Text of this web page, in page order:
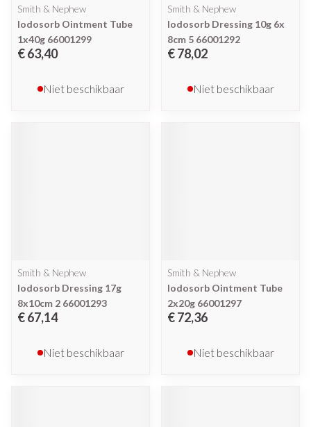
Smith & Nephew
Iodosorb Ointment Tube
1x40g 66001299
€ 63,40
Niet beschikbaar
Smith & Nephew
Iodosorb Dressing 10g 6x
8cm 5 66001292
€ 78,02
Niet beschikbaar
Smith & Nephew
Iodosorb Dressing 17g
8x10cm 2 66001293
€ 67,14
Niet beschikbaar
Smith & Nephew
Iodosorb Ointment Tube
2x20g 66001297
€ 72,36
Niet beschikbaar